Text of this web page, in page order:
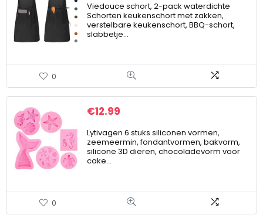
Viedouce schort, 2-pack waterdichte
Schorten keukenschort met zakken,
verstelbare keukenschort, BBQ-schort,
slabbetje…
0
€12.99
Lytivagen 6 stuks siliconen vormen,
zeemeermin, fondantvormen, bakvorm,
silicone 3D dieren, chocoladevorm voor
cake…
0